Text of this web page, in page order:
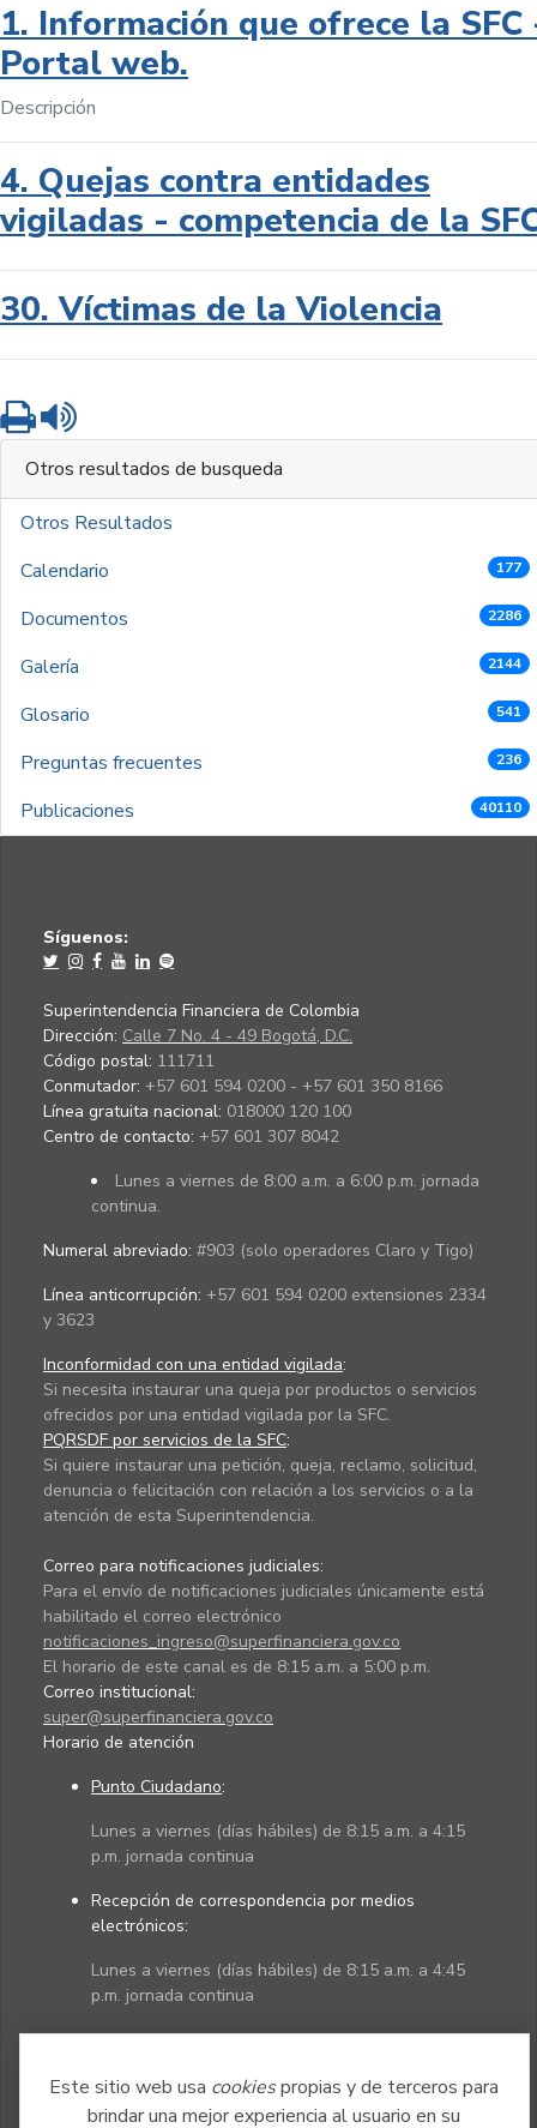
Este sitio web usa cookiespropias y de terceros para
brindar una mejor experiencia al usuario en su
1. Información que ofrece la SFC
Portal web.
Descripción
4. Quejas contra entidades
vigiladas - competencia de la
30. Víctimas de la Violencia
Imprimir
Otros resultados de busqueda
Otros Resultados
Calendario
177
Documentos 2286
Galería 2144
Glosario 541
Preguntas frecuentes 236
Publicaciones 40110
Síguenos:
Superintendencia Financiera de Colombia
Dirección: Calle 7 No. 4 - 49 Bogotá, D.C.
Código postal: 111711
Conmutador: +57 601 594 0200 - +57 601 350 8166
Línea gratuita nacional: 018000 120 100
Centro de contacto: +57 601 307 8042
Lunes a viernes de 8:00 a.m. a 6:00 p.m. jornada
continua.
Numeral abreviado: #903 (solo operadores Claro y Tigo)
Línea anticorrupción: +57 601 594 0200 extensiones 2334
y 3623
Inconformidad con una entidad vigilada:
Si necesita instaurar una queja por productos o servicios
ofrecidos por una entidad vigilada por la SFC.
PQRSDF por servicios de la SFC:
Si quiere instaurar una petición, queja, reclamo, solicitud,
denuncia o felicitación con relación a los servicios o a la
atención de esta Superintendencia.
Correo para notificaciones judiciales:
Para el envío de notificaciones judiciales únicamente está
habilitado el correo electrónico
notificaciones_ingreso@superfinanciera.gov.co
El horario de este canal es de 8:15 a.m. a 5:00 p.m.
Correo institucional:
super@superfinanciera.gov.co
Horario de atención
Punto Ciudadano:
Lunes a viernes (días hábiles) de 8:15 a.m. a 4:15
p.m. jornada continua
Recepción de correspondencia por medios
electrónicos:
Lunes a viernes (días hábiles) de 8:15 a.m. a 4:45
p.m. jornada continua